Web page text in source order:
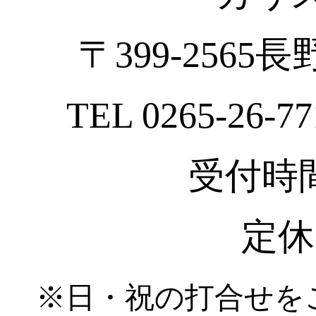
〒399-2565長
TEL 0265-26-
受付時
定
※日・祝の打合せを